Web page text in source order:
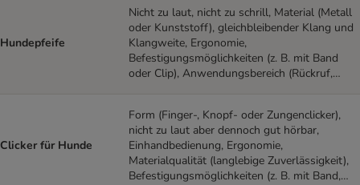
Hundepfeife
Nicht zu laut, nicht zu schrill, Material (Metall
oder Kunststoff), gleichbleibender Klang und
Klangweite, Ergonomie,
Befestigungsmöglichkeiten (z. B. mit Band
oder Clip), Anwendungsbereich (Rückruf,
Clicker für Hunde
Form (Finger-, Knopf- oder Zungenclicker),
nicht zu laut aber dennoch gut hörbar,
Einhandbedienung, Ergonomie,
Materialqualität (langlebige Zuverlässigkeit),
Befestigungsmöglichkeiten (z. B. mit Band,